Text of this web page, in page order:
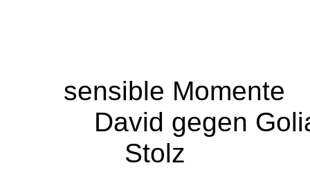
sensible Momente
David gegen
Stolz